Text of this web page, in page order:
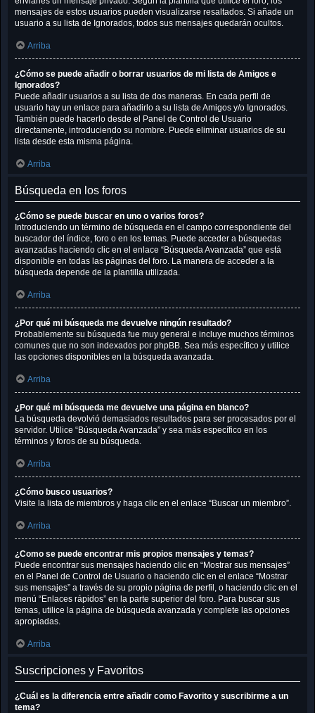
mensajes de estos usuarios pueden visualizarse resaltados. Si añade un
usuario a su lista de Ignorados, todos sus mensajes quedarán ocultos.
Arriba
¿Cómo se puede añadir o borrar usuarios de mi lista de Amigos e
Ignorados?
Puede añadir usuarios a su lista de dos maneras. En cada perfil de
usuario hay un enlace para añadirlo a su lista de Amigos y/o Ignorados.
También puede hacerlo desde el Panel de Control de Usuario
directamente, introduciendo su nombre. Puede eliminar usuarios de su
lista desde esta misma página.
Arriba
Búsqueda en los foros
¿Cómo se puede buscar en uno o varios foros?
Introduciendo un término de búsqueda en el campo correspondiente del
buscador del índice, foro o en los temas. Puede acceder a búsquedas
avanzadas haciendo clic en el enlace “Búsqueda Avanzada” que está
disponible en todas las páginas del foro. La manera de acceder a la
búsqueda depende de la plantilla utilizada.
Arriba
¿Por qué mi búsqueda me devuelve ningún resultado?
Probablemente su búsqueda fue muy general e incluye muchos términos
comunes que no son indexados por phpBB. Sea más específico y utilice
las opciones disponibles en la búsqueda avanzada.
Arriba
¿Por qué mi búsqueda me devuelve una página en blanco?
La búsqueda devolvió demasiados resultados para ser procesados por el
servidor. Utilice “Búsqueda Avanzada” y sea más específico en los
términos y foros de su búsqueda.
Arriba
¿Cómo busco usuarios?
Visite la lista de miembros y haga clic en el enlace “Buscar un miembro”.
Arriba
¿Como se puede encontrar mis propios mensajes y temas?
Puede encontrar sus mensajes haciendo clic en “Mostrar sus mensajes”
en el Panel de Control de Usuario o haciendo clic en el enlace “Mostrar
sus mensajes” a través de su propio página de perfil, o haciendo clic en el
menú “Enlaces rápidos” en la parte superior del foro. Para buscar sus
temas, utilice la página de búsqueda avanzada y complete las opciones
apropiadas.
Arriba
Suscripciones y Favoritos
¿Cuál es la diferencia entre añadir como Favorito y suscribirme a un
tema?